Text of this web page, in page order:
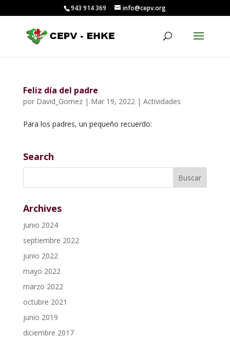
943 914 369 info@cepv.org
Feliz día del padre
por David_Gomez| Mar 19, 2022| Actividades
Para los padres, un pequeño recuerdo:
Search
Archives
junio 2024
septiembre 2022
junio 2022
mayo 2022
marzo 2022
octubre 2021
junio 2019
diciembre 2017